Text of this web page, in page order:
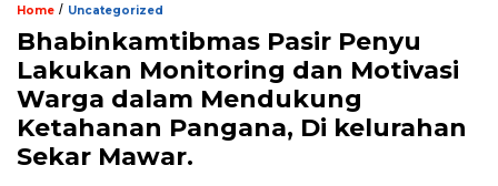
Home / Uncategorized
Bhabinkamtibmas Pasir Penyu
Lakukan Monitoring dan Motivasi
Warga dalam Mendukung
Ketahanan Pangana, Di kelurahan
Sekar Mawar.